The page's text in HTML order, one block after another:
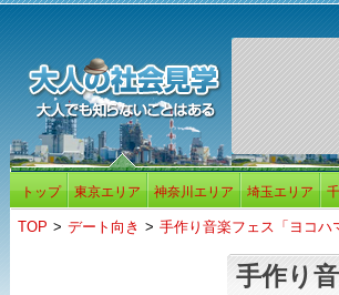
トップ 東京エリア 神奈川エリア 埼玉エリア
TOP > デート向き > 手作り音楽フェス「ヨコハ
手作り